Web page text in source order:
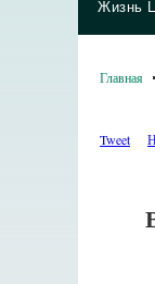
Жизнь
Главная
Tweet